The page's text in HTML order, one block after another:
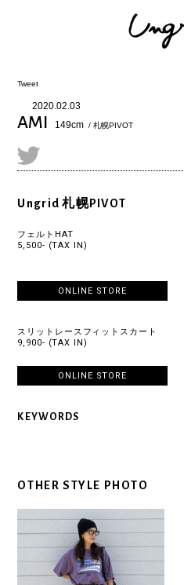
Tweet
2020.02.03
AMI 149cm / 札幌PIVOT
Ungrid 札幌PIVOT
フェルトHAT
5,500- (TAX IN)
ONLINE STORE
スリットレースフィットスカート
9,900- (TAX IN)
ONLINE STORE
KEYWORDS
OTHER STYLE PHOTO